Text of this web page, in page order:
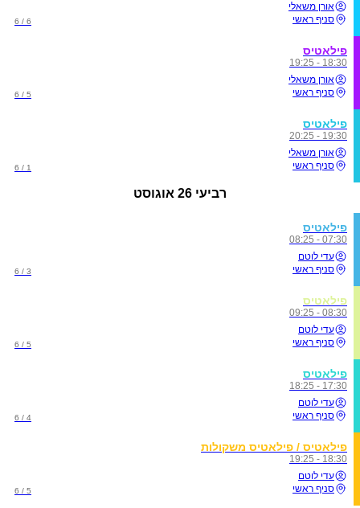
אורן משאלי
סניף ראשי
6 / 6
פילאטיס
18:30 - 19:25
אורן משאלי
סניף ראשי
5 / 6
פילאטיס
19:30 - 20:25
אורן משאלי
סניף ראשי
1 / 6
רביעי 26 אוגוסט
פילאטיס
07:30 - 08:25
עדי לוטם
סניף ראשי
3 / 6
פילאטיס
08:30 - 09:25
עדי לוטם
סניף ראשי
5 / 6
פילאטיס
17:30 - 18:25
עדי לוטם
סניף ראשי
4 / 6
פילאטיס / פילאטיס משקולות
18:30 - 19:25
עדי לוטם
סניף ראשי
5 / 6